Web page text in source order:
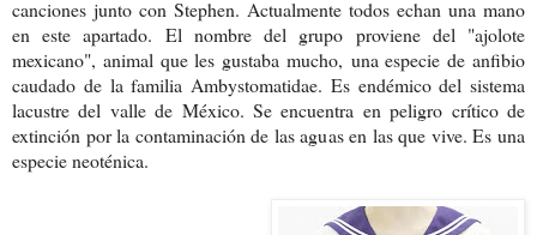
canciones junto con Stephen. Actualmente todos echan una mano
en este apartado. El nombre del grupo proviene del "ajolote
mexicano", animal que les gustaba mucho, una especie de anfibio
caudado de la familia Ambystomatidae. Es endémico del sistema
lacustre del valle de México. Se encuentra en peligro crítico de
extinción por la contaminación de las aguas en las que vive. Es una
especie neoténica.